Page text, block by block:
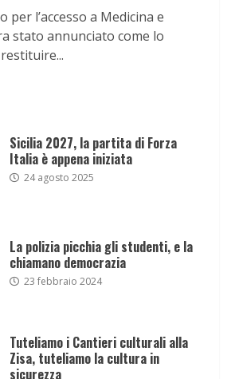
per l’accesso a Medicina e
stato annunciato come lo
Sicilia 2027, la partita di Forza
Italia è appena iniziata
24 agosto 2025
La polizia picchia gli studenti, e la
chiamano democrazia
23 febbraio 2024
Tuteliamo i Cantieri culturali alla
Zisa, tuteliamo la cultura in
sicurezza